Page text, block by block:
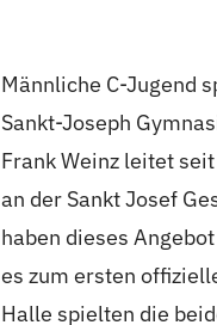
Männliche C-Jugend
Sankt-Joseph
Frank Weinz leitet
an der Sankt Josef
haben dieses
es zum ersten
Halle spielten die